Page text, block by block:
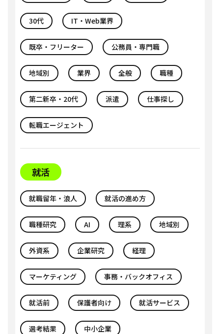
30代 IT・Web業界
既卒・フリーター 公務員・専門職
地域別 業界 全般 職種
第二新卒・20代 派遣 仕事探し
転職エージェント
就活
就職留年・浪人 就活の進め方
職種研究 AI 理系 地域別
外資系 企業研究 経理
マーケティング 事務・バックオフィス
就活前 保護者向け 就活サービス
選考結果 中小企業